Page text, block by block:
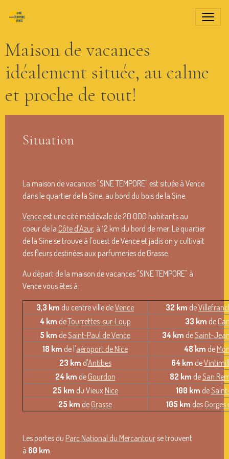
Maison de vacances
idéalement située, au calme
et proche de tout!
Situation
La maison de vacances "SINE TEMPORE" est située à Vence
dans le quartier de la Sine, au bord du bois de la Sine.
Vence est une cité médiévale de 20.000 habitants au
coeur de la Côte d'Azur, à 12 km du bord de mer. Le quartier
de la Sine se trouve à l'ouest de Vence et jadis on y cultivait
des fleurs destinées aux parfumeries de Grasse.
Au départ de la maison de vacances "SINE TEMPORE" à
Vence vous êtes à:
3,3 km du centre ville deVence 32 km de
4 km deTourrettes-sur-Loup 33 km de
5 km deSaint-Paul de Vence 34 km deSaint-
18 km de l'aéroport de Nice 48 km de
23 km d'Antibes 64 km de
24 km de Gourdon 82 km deSan
25 km du Vieux Nice 100 km de
25 km de Grasse 105 km des Gorges
Les portes du Parc National du Mercantourse trouvent
à 60 km.